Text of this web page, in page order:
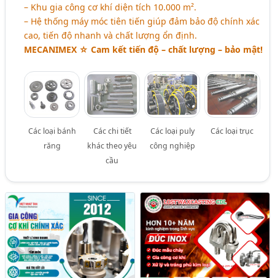
– Khu gia công cơ khí diện tích 10.000 m².
– Hệ thống máy móc tiên tiến giúp đảm bảo độ chính xác
cao, tiến độ nhanh và chất lượng ổn định.
MECANIMEX ☆ Cam kết tiến độ – chất lượng – bảo mật!
Các loại bánh
răng
Các chi tiết
khác theo yêu
cầu
Các loại puly
công nghiệp
Các loại trục